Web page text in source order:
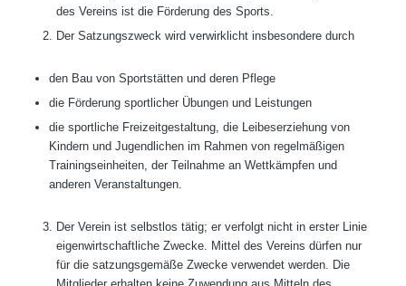
des Vereins ist die Förderung des Sports.
Der Satzungszweck wird verwirklicht insbesondere durch
den Bau von Sportstätten und deren Pflege
die Förderung sportlicher Übungen und Leistungen
die sportliche Freizeitgestaltung, die Leibeserziehung von
Kindern und Jugendlichen im Rahmen von regelmäßigen
Trainingseinheiten, der Teilnahme an Wettkämpfen und
anderen Veranstaltungen.
Der Verein ist selbstlos tätig; er verfolgt nicht in erster Linie
eigenwirtschaftliche Zwecke. Mittel des Vereins dürfen nur
für die satzungsgemäße Zwecke verwendet werden. Die